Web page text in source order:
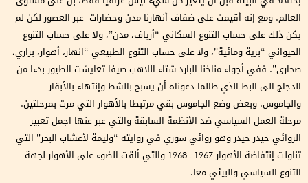
العالم. ومع إنه أقيمت على ضفاف أنهارنا مدن وحضارات عبر العصور لكن لم
يكن ذلك على حساب التنوع السكاني “أرياف، مدن”، ولا على حساب التنوع
الحيواني “برية ومائية”، ولا على حساب التنوع الطبيعي “انهار، أهوار، براري،
صحارى”. ففي أجواء مناخنا البارد شتاء اللاهب صيفا تعايشت الطيور بدءا من
الدجاج الى البط الذي طالما دعوناه أن يسبح بالشط وإنتهاء بالأبقار
والجاموس. وبعض وضع الجاموس بقي مرتبطا بالأهوار التي مرت بمرحلتين.
مرحلة العمل السياسي ضد الأنظمة السابقة والتي عبر عنها اجمل تعبير
الروائي حيدر حيدر وهو روائي سوري في روايته “وليمة لأعشاب البحر” التي
تناولت إنتفاضة الأهوار 1967 ـ 1968 والتي ألقت الضوء على الأهوار لجهة
التنوع السياسي والبيئي معا.